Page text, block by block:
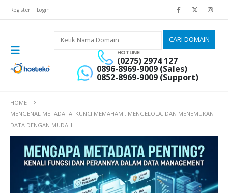
Register Login
HOTLINE
(0275) 2974 127
0896-8969-9009 (Sales)
0852-8969-9009 (Support)
HOME
MENGENAL METADATA: KUNCI MEMAHAMI, MENGELOLA, DAN MENEMUKAN
DATA DENGAN MUDAH